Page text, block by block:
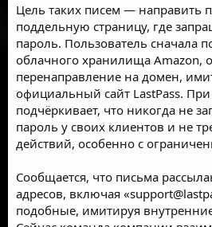
Цель таких писем — направить
поддельную страницу, где
пароль. Пользователь сначала
облачного хранилища Amazon,
перенаправление на домен,
официальный сайт LastPass.
подчёркивает, что никогда не
пароль у своих клиентов и не
действий, особенно с
Сообщается, что письма
адресов, включая
подобные, имитируя